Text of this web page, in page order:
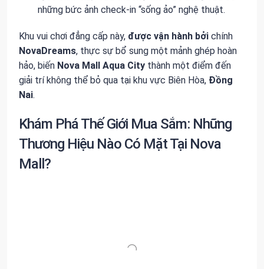
những bức ảnh check-in “sống ảo” nghệ thuật.
Khu vui chơi đẳng cấp này, được vận hành bởi chính
NovaDreams, thực sự bổ sung một mảnh ghép hoàn
hảo, biến Nova Mall Aqua City thành một điểm đến
giải trí không thể bỏ qua tại khu vực Biên Hòa, Đồng
Nai.
Khám Phá Thế Giới Mua Sắm: Những
Thương Hiệu Nào Có Mặt Tại Nova
Mall?